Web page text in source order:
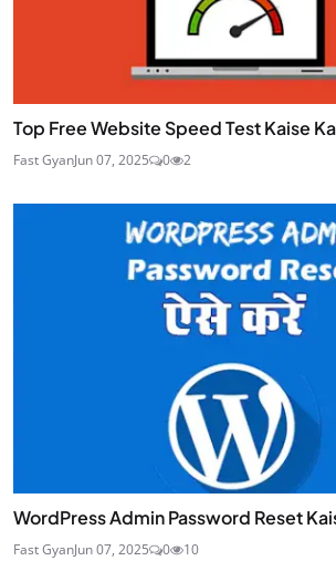
Top Free Website Speed Test Kaise
Fast GyanJun 07, 2025 0 2
WordPress Admin Password Reset
Fast GyanJun 07, 2025 0 10